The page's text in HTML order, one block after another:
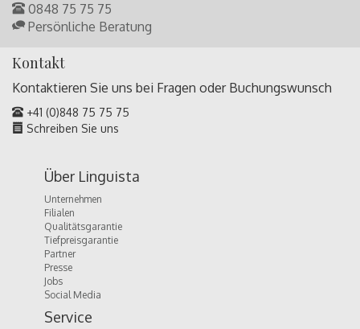
0848 75 75 75
Persönliche Beratung
Kontakt
Kontaktieren Sie uns bei Fragen oder Buchungswunsch
+41 (0)848 75 75 75
Schreiben Sie uns
Über Linguista
Unternehmen
Filialen
Qualitätsgarantie
Tiefpreisgarantie
Partner
Presse
Jobs
Social Media
Service